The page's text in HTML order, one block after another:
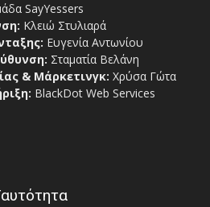
SayYessers
Κλειώ Στυλιαρά
Ευγενία Αντωνίου
Σταματία Βελάνη
& Μάρκετινγκ: Χρύσα Γώτα
BlackDot Web Services